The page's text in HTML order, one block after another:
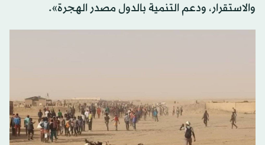
والاستقرار، ودعم التنمية بالدول مصدر الهجرة».